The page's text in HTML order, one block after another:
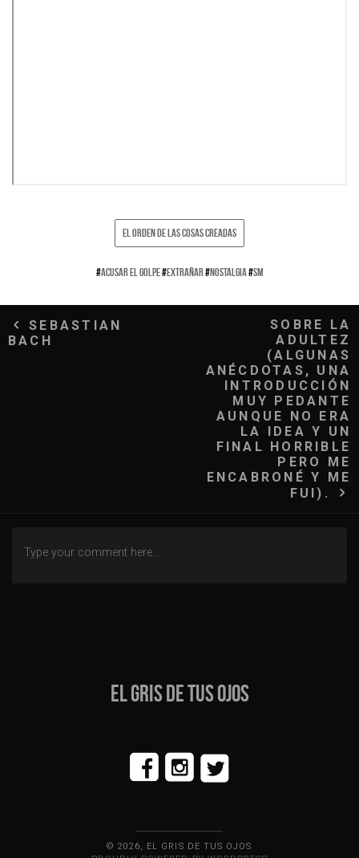
EL ORDEN DE LAS COSAS CREADAS
#ACUSAR EL GOLPE#EXTRAÑAR#NOSTALGIA#SM
Navegación
de
SEBASTIAN
BACH
SOBRE LA
ADULTEZ
(ALGUNAS
ANÉCDOTAS, UNA
INTRODUCCIÓN
MUY PEDANTE
AUNQUE NO ERA
LA IDEA Y UN
FINAL HORRIBLE
PERO ME
ENCABRONÉ Y ME
FUI).
EL GRIS DE TUS OJOS
© 2026, EL GRIS DE TUS OJOS